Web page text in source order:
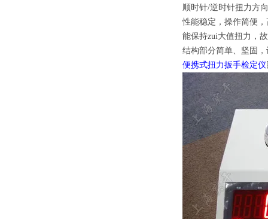
顺时针/逆时针扭力方
性能稳定，操作简便
能保持zui大值扭力，
结构部分简单、坚固
便携式扭力扳手检定仪